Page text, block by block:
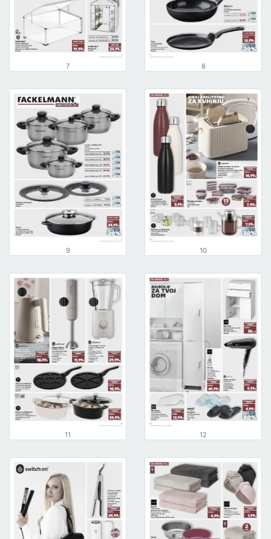
7 8
9 10
11 12